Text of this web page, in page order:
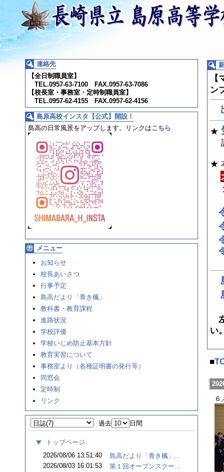
連絡先
【全日制職員室】
TEL.0957-63-7100 FAX.0957-63-7086
【校長室・事務室・定時制職員室】
TEL.0957-62-4155 FAX.0957-62-4156
島原高校インスタ【公式】開設！
島高の日常風景をアップします。
リンクはこちら
メニュー
お知らせ
校長あいさつ
行事予定
島高だより「青き楓」
教科書・教育課程
進路状況
学校評価
学校いじめ防止基本方針
教育実習について
事務室より（各種証明書の発行等）
同窓会
定時制
リンク
過去 日間
トップページ
2026/08/06 13:51:40
島高だより「青き楓」...
2026/08/03 16:01:53
第１回オープンスクー...
ン
★
★
い
■
６